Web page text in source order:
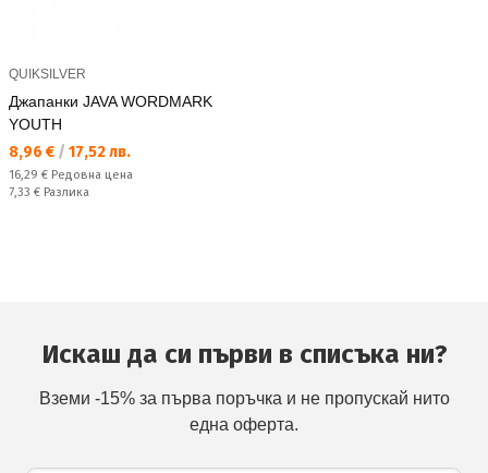
QUIKSILVER
Джапанки JAVA WORDMARK
YOUTH
Текуща цена:
8,96 € / 17,52 лв.
Редовна цена:
16,29 € Редовна цена
Спестявате:
7,33 € Разлика
Искаш да си първи в списъка ни?
Вземи -15% за първа поръчка и не пропускай нито
една оферта.